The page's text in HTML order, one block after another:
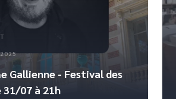
Gallienne - Festival des
07 à 21h